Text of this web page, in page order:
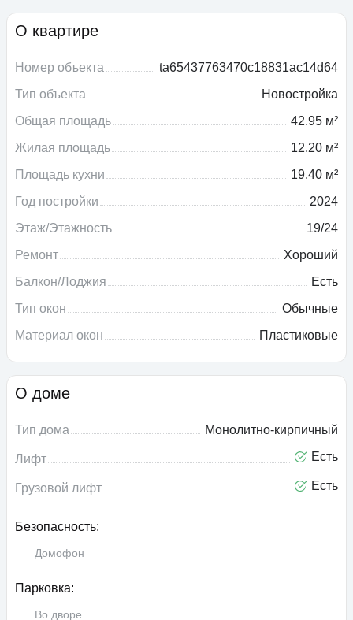
О квартире
Номер объекта
ta65437763470c18831ac14d64
Тип объекта
Новостройка
Общая площадь
42.95 м²
Жилая площадь
12.20 м²
Площадь кухни
19.40 м²
Год постройки
2024
Этаж/Этажность
19/24
Ремонт
Хороший
Балкон/Лоджия
Есть
Тип окон
Обычные
Материал окон
Пластиковые
О доме
Тип дома Монолитно-кирпичный
Лифт Есть
Грузовой лифт Есть
Безопасность:
Домофон
Парковка:
Во дворе